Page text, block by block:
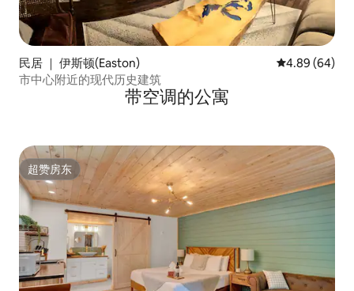
民居 ｜ 伊斯顿(Easton) 平均评分 4.89
4.89 (64)
市中心附近的现代历史建筑
带空调的公寓
超赞房东
超赞房东